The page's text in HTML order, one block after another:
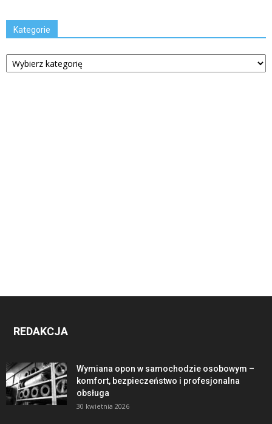
Kategorie
Kategorie
REDAKCJA
Wymiana opon w samochodzie osobowym –
komfort, bezpieczeństwo i profesjonalna
obsługa
30 kwietnia 2026